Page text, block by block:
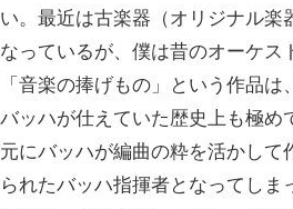
い。最近は古楽器（オリジナル楽
なっているが、僕は昔のオーケ
「音楽の捧げもの」という作品
バッハが仕えていた歴史上も極
元にバッハが編曲の粋を活かして
られたバッハ指揮者となってし